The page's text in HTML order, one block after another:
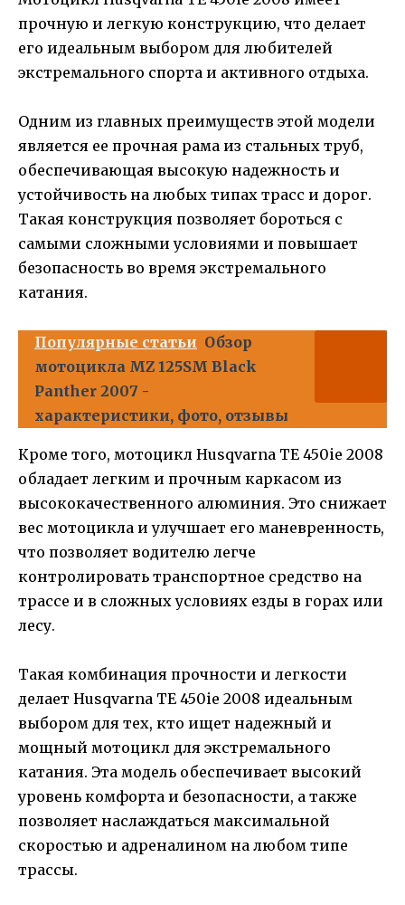
прочную и легкую конструкцию, что делает
его идеальным выбором для любителей
экстремального спорта и активного отдыха.
Одним из главных преимуществ этой модели
является ее прочная рама из стальных труб,
обеспечивающая высокую надежность и
устойчивость на любых типах трасс и дорог.
Такая конструкция позволяет бороться с
самыми сложными условиями и повышает
безопасность во время экстремального
катания.
Популярные статьи Обзор
мотоцикла MZ 125SM Black
Panther 2007 -
характеристики, фото, отзывы
Кроме того, мотоцикл Husqvarna TE 450ie 2008
обладает легким и прочным каркасом из
высококачественного алюминия. Это снижает
вес мотоцикла и улучшает его маневренность,
что позволяет водителю легче
контролировать транспортное средство на
трассе и в сложных условиях езды в горах или
лесу.
Такая комбинация прочности и легкости
делает Husqvarna TE 450ie 2008 идеальным
выбором для тех, кто ищет надежный и
мощный мотоцикл для экстремального
катания. Эта модель обеспечивает высокий
уровень комфорта и безопасности, а также
позволяет наслаждаться максимальной
скоростью и адреналином на любом типе
трассы.